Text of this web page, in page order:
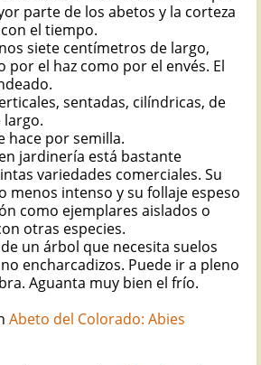
parte de los abetos y la corteza
el tiempo.
siete centímetros de largo,
por el haz como por el envés. El
sentadas, cilíndricas, de
largo.
hace por semilla.
jardinería está bastante
variedades comerciales. Su
menos intenso y su follaje espeso
como ejemplares aislados o
otras especies.
un árbol que necesita suelos
encharcadizos. Puede ir a pleno
Aguanta muy bien el frío.
Abeto del Colorado: Abies